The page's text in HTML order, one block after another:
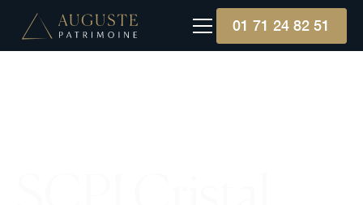
01 71 24 82 51